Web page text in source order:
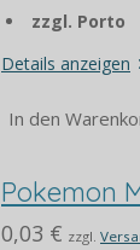
zzgl. Porto
Details anzeigen
In den
Pokemon
0,03 € zzgl.